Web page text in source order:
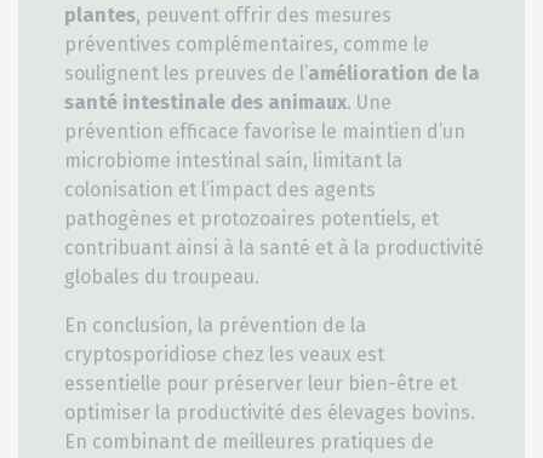
plantes, peuvent offrir des mesures
préventives complémentaires, comme le
soulignent les preuves de l’amélioration de la
santé intestinale des animaux. Une
prévention efficace favorise le maintien d’un
microbiome intestinal sain, limitant la
colonisation et l’impact des agents
pathogènes et protozoaires potentiels, et
contribuant ainsi à la santé et à la productivité
globales du troupeau.
En conclusion, la prévention de la
cryptosporidiose chez les veaux est
essentielle pour préserver leur bien-être et
optimiser la productivité des élevages bovins.
En combinant de meilleures pratiques de